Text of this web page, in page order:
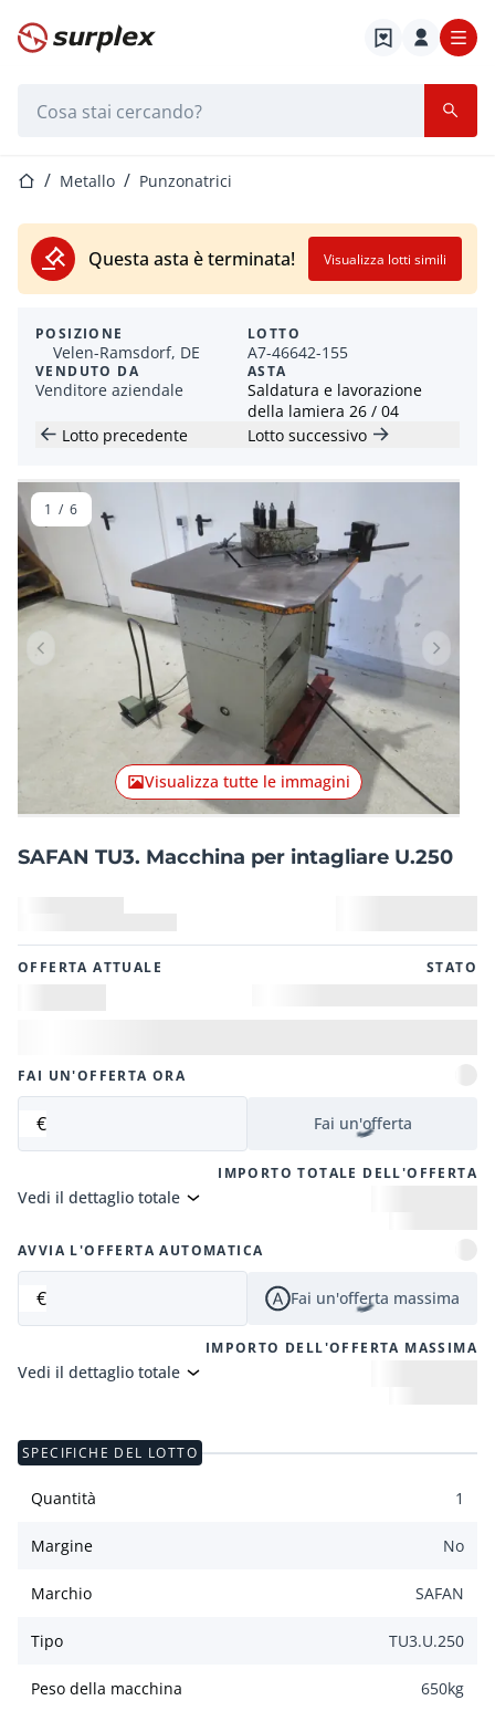
Home
Home Metallo Punzonatrici
Questa asta è terminata! Visualizza lotti simili
POSIZIONE
Velen-Ramsdorf, DE
VENDUTO DA
Venditore aziendale
LOTTO
A7-46642-155
ASTA
Saldatura e lavorazione
della lamiera 26 / 04
Lotto precedente
Lotto successivo
Articolo precedente Articolo
Visualizza tutte le immagini
1 / 6
SAFAN TU3. Macchina per intagliare U.250
OFFERTA ATTUALE STATO
FAI UN'OFFERTA ORA
€ Fai un'offerta
IMPORTO TOTALE DELL'OFFERTA
Vedi il dettaglio totale
AVVIA L'OFFERTA AUTOMATICA
€ Fai un'offerta massima
IMPORTO DELL'OFFERTA MASSIMA
Vedi il dettaglio totale
SPECIFICHE DEL LOTTO
Quantità 1
Margine No
Marchio SAFAN
Tipo TU3.U.250
Peso della macchina 650kg